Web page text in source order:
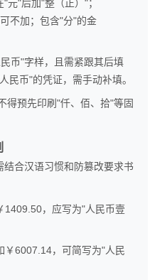
元"后加"整（正）"；
不加；包含"分"的金
币"字样，且需紧跟其后填
民币"的凭证，需手动补填。
得预先印刷"仟、佰、拾"等固
结合汉语习惯和防篡改要求书
1409.50，应写为"人民币壹
￥6007.14，可简写为"人民